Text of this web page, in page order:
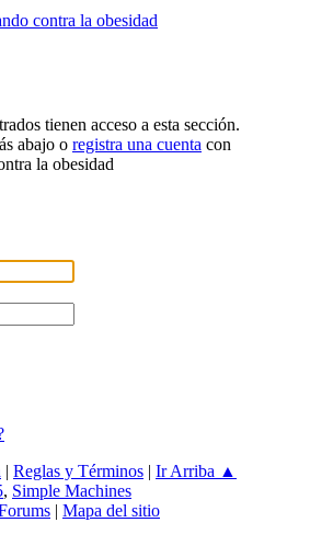
contra la obesidad
tienen acceso a esta sección.
abajo o registra una cuenta con
la obesidad
| Reglas y Términos | Ir Arriba ▲
, Simple Machines
| Mapa del sitio